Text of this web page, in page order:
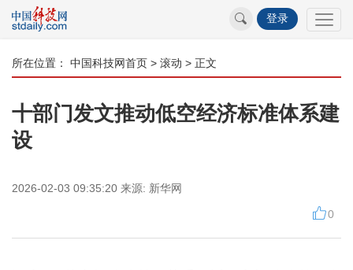
登录
所在位置： 中国科技网首页 > 滚动 > 正文
十部门发文推动低空经济标准体系建
设
2026-02-03 09:35:20 来源: 新华网
0